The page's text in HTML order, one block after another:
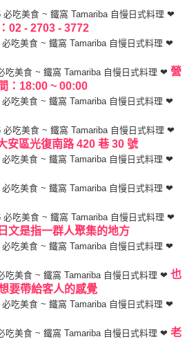
02 - 2703 - 3772
營
：18:00 ~ 00:00
安區光復南路 420 巷 30 號
文是指一群人聚集的地方
也
要帶給客人的感覺
老